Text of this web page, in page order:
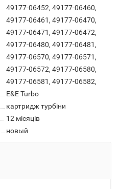
49177-06452, 49177-06460,
49177-06461, 49177-06470,
49177-06471, 49177-06472,
49177-06480, 49177-06481,
49177-06570, 49177-06571,
49177-06572, 49177-06580,
49177-06581, 49177-06582,
E&E Turbo
картридж турбіни
12 місяців
новый